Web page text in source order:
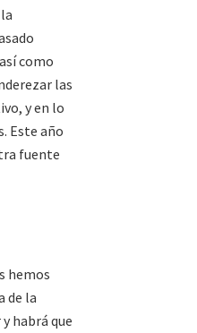
como
las
y en lo
Este año
fuente
hemos
de la
habrá que